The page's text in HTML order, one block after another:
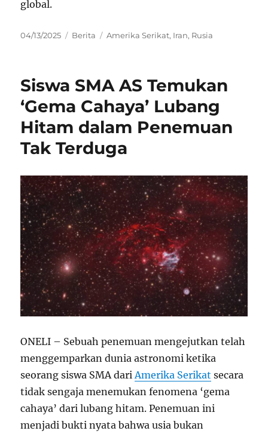
global.
Posted
04/13/2025 Categories
Berita Tags
Amerika Serikat, Iran, Rusia
Siswa SMA AS Temukan
‘Gema Cahaya’ Lubang
Hitam dalam Penemuan
Tak Terduga
ONELI – Sebuah penemuan mengejutkan telah
menggemparkan dunia astronomi ketika
seorang siswa SMA dariAmerika Serikat secara
tidak sengaja menemukan fenomena ‘gema
cahaya’ dari lubang hitam. Penemuan ini
menjadi bukti nyata bahwa usia bukan